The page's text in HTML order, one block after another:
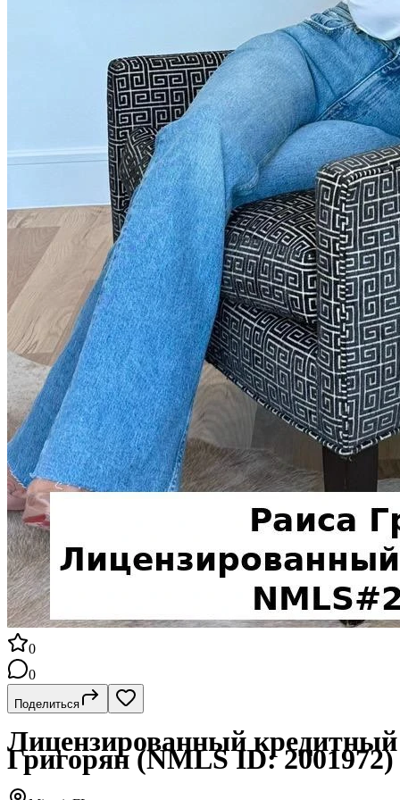
0
0
Поделиться
Лицензированный кредитный
Григорян (NMLS ID: 2001972)